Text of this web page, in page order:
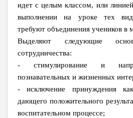
идет с целым классом, или
выполнении на уроке тех
требуют объединения учеников в
Выделяют следующие
сотрудничества:
- стимулирование и
познавательных и жизненных
- исключение принуждения
дающего положительного
воспитательном процессе;